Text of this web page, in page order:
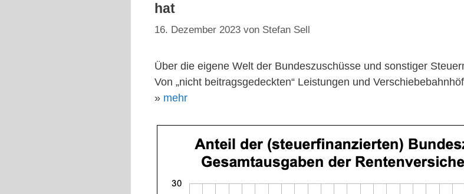
hat
16. Dezember 2023 von Stefan Sell
Über die eigene Welt der Bundeszuschüsse und sonstiger
Von „nicht beitragsgedeckten“ Leistungen und
» mehr